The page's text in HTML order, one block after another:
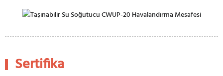
Sertifika